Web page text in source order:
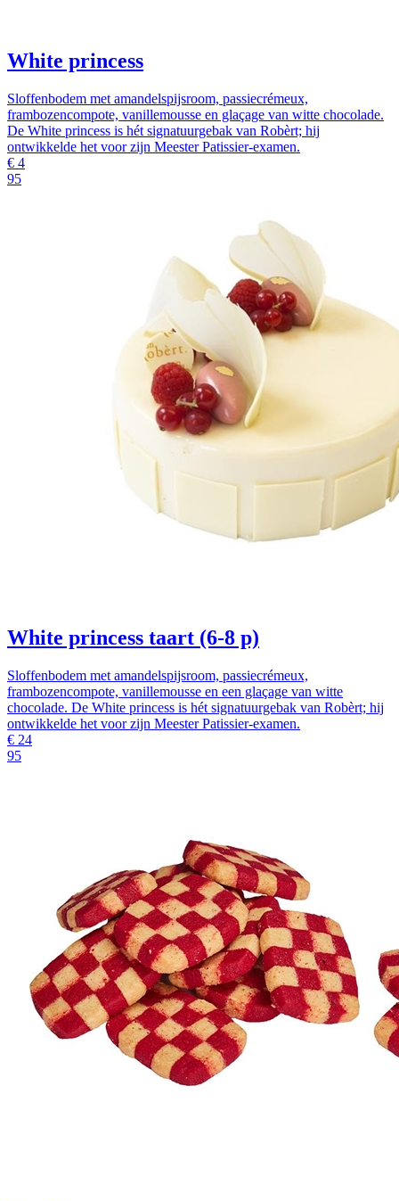
White princess
Sloffenbodem met amandelspijsroom, passiecrémeux,
frambozencompote, vanillemousse en glaçage van witte chocolade.
De White princess is hét signatuurgebak van Robèrt; hij
ontwikkelde het voor zijn Meester Patissier-examen.
€ 4
95
White princess taart (6-8 p)
Sloffenbodem met amandelspijsroom, passiecrémeux,
frambozencompote, vanillemousse en een glaçage van witte
chocolade. De White princess is hét signatuurgebak van Robèrt; hij
ontwikkelde het voor zijn Meester Patissier-examen.
€ 24
95